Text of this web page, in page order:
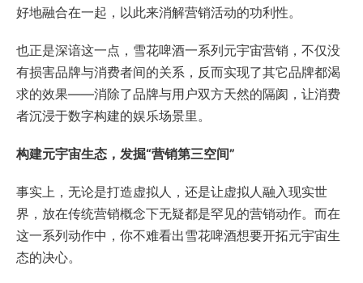
好地融合在一起，以此来消解营销活动的功利性。
也正是深谙这一点，雪花啤酒一系列元宇宙营销，不仅没
有损害品牌与消费者间的关系，反而实现了其它品牌都渴
求的效果——消除了品牌与用户双方天然的隔阂，让消费
者沉浸于数字构建的娱乐场景里。
构建元宇宙生态，发掘“营销第三空间”
事实上，无论是打造虚拟人，还是让虚拟人融入现实世
界，放在传统营销概念下无疑都是罕见的营销动作。而在
这一系列动作中，你不难看出雪花啤酒想要开拓元宇宙生
态的决心。